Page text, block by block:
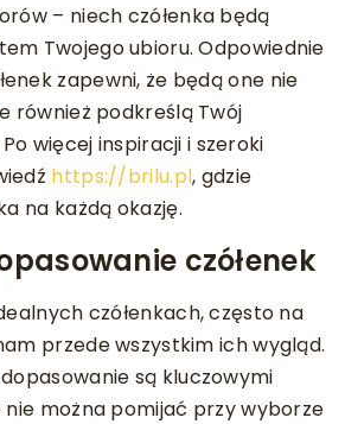
– niech czółenka będą
Twojego ubioru. Odpowiednie
zapewni, że będą one nie
również podkreślą Twój
więcej inspiracji i szeroki
https://brilu.pl, gdzie
na każdą okazję.
czółenek
czółenkach, często na
przede wszystkim ich wygląd.
są kluczowymi
można pomijać przy wyborze